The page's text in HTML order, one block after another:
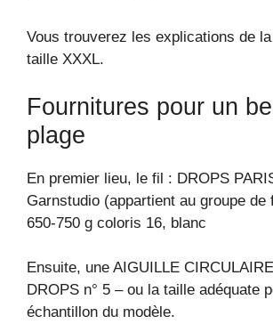
Vous trouverez les explications de
taille XXXL.
Fournitures pour un
plage
En premier lieu, le fil : DROPS
Garnstudio (appartient au groupe de
650-750 g coloris 16, blanc
Ensuite, une AIGUILLE
DROPS n° 5 – ou la taille adéquate
échantillon du modèle.